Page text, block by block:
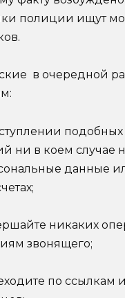
полиции ищут
в очередной
подобных
ни в коем случае
данные
никаких
звонящего;
по ссылкам